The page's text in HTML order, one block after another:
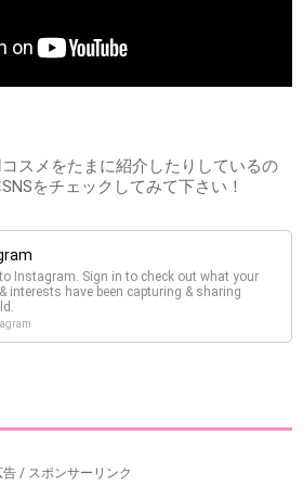
スメをたまに紹介したりしているの
をチェックしてみて下さい！
Instagram. Sign in to check out what your
interests have been capturing & sharing
告 / スポンサーリンク